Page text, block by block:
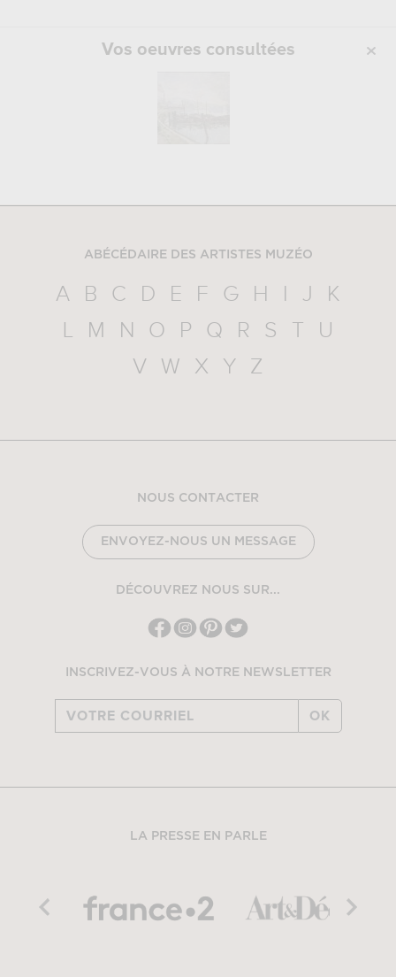
Vos oeuvres consultées
ABÉCÉDAIRE DES ARTISTES MUZÉO
A B C D E F G H I J
K
L
M N O P Q R S T
U
V
W X Y Z
NOUS CONTACTER
ENVOYEZ-NOUS UN MESSAGE
DÉCOUVREZ NOUS SUR...
INSCRIVEZ-VOUS À NOTRE NEWSLETTER
OK
LA PRESSE EN PARLE